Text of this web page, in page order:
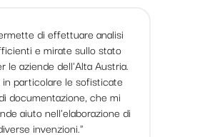
di effettuare analisi
e mirate sullo stato
le aziende dell'Alta Austria.
particolare le sofisticate
documentazione, che mi
aiuto nell'elaborazione di
invenzioni."